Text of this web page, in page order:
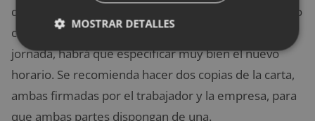
que hacer la solicitud 15 días antes a la fecha de inicio
como mínimo. En caso de pedir una reducción de
jornada, habrá que especificar muy bien el nuevo
horario. Se recomienda hacer dos copias de la carta,
ambas firmadas por el trabajador y la empresa, para
que ambas partes dispongan de una.
MOSTRAR DETALLES